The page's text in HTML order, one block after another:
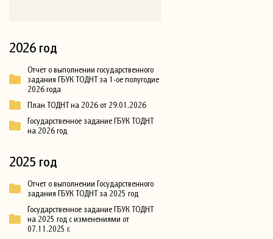
2026 год
Отчет о выполнении государственного
задания ГБУК ТОДНТ за 1-ое полугодие
2026 года
План ТОДНТ на 2026 от 29.01.2026
Государственное задание ГБУК ТОДНТ
на 2026 год
2025 год
Отчет о выполнении Государственного
задания ГБУК ТОДНТ за 2025 год
Государственное задание ГБУК ТОДНТ
на 2025 год с изменениями от
07.11.2025 г.